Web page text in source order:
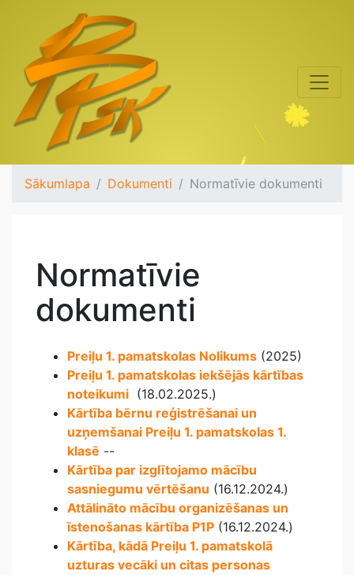
Sākumlapa Dokumenti Normatīvie dokumenti
Normatīvie
dokumenti
Preiļu 1. pamatskolas Nolikums (2025)
Preiļu 1. pamatskolas iekšējās kārtības
noteikumi (18.02.2025.)
Kārtība bērnu reģistrēšanai un
uzņemšanai Preiļu 1. pamatskolas 1.
klasē --
Kārtība par izglītojamo mācību
sasniegumu vērtēšanu (16.12.2024.)
Attālināto mācību organizēšanas un
īstenošanas kārtība P1P (16.12.2024.)
Kārtība, kādā Preiļu 1. pamatskolā
uzturas vecāki un citas personas